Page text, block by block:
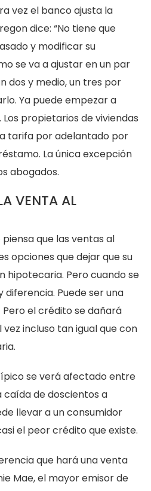
vez el banco ajusta la
dice: “No tiene que
y modificar su
se va a ajustar en un par
dos y medio, un tres por
Ya puede empezar a
propietarios de viviendas
tarifa por adelantado por
La única excepción
abogados.
VENTA AL
que las ventas al
opciones que dejar que su
hipotecaria. Pero cuando se
Puede ser una
el crédito se dañará
incluso tan igual que con
se verá afectado entre
caída de doscientos a
llevar a un consumidor
el peor crédito que existe.
que hará una venta
Mae, el mayor emisor de